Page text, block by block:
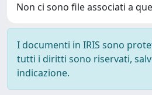
Non ci sono file associati a
I documenti in IRIS sono
tutti i diritti sono riservati,
indicazione.